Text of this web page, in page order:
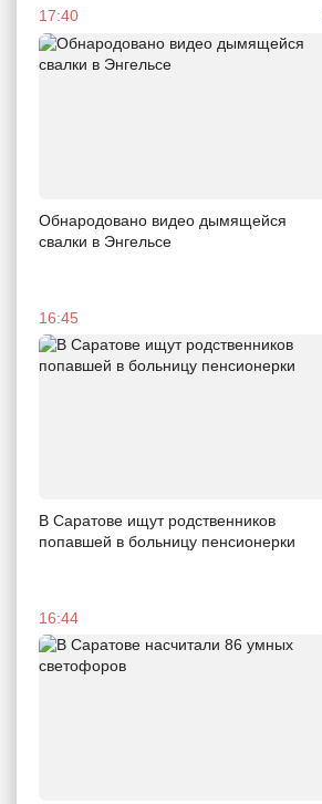
17:40
Обнародовано видео дымящейся
свалки в Энгельсе
16:45
В Саратове ищут родственников
попавшей в больницу пенсионерки
16:44